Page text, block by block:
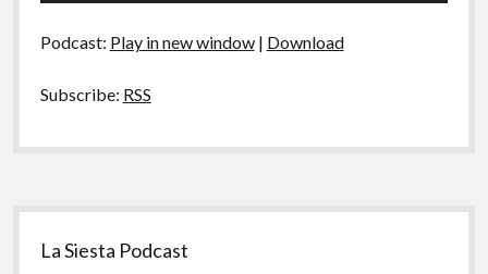
Internet
Podcast: Play in new window| Download
Subscribe: RSS
Sidebar
La Siesta Podcast